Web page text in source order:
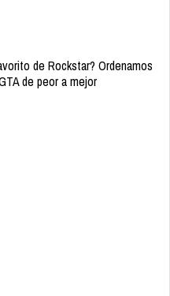
de Rockstar? Ordenamos
de peor a mejor